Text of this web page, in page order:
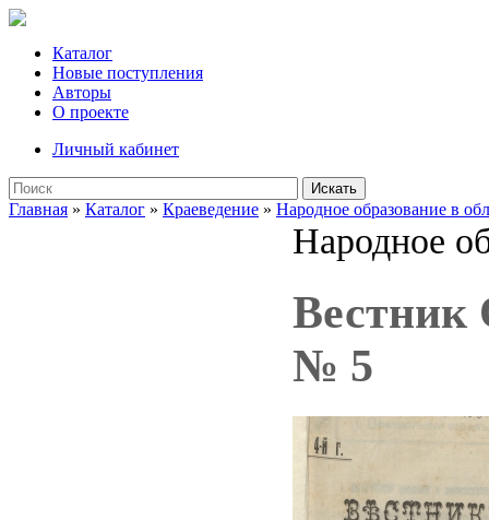
Каталог
Новые поступления
Авторы
О проекте
Личный кабинет
Искать
Главная » Каталог » Краеведение » Народное образование в
Народное
Вестник
№ 5